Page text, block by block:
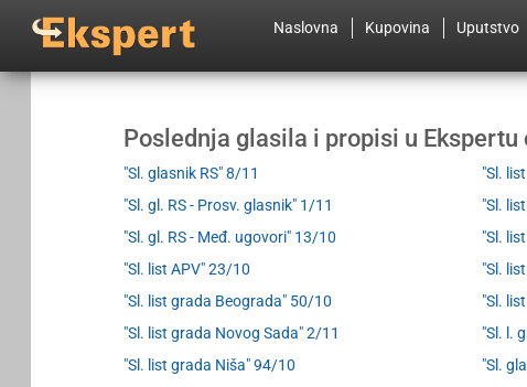
Naslovna Kupovina Uputstvo
Poslednja glasila i propisi u
"Sl. glasnik RS" 8/11
"Sl. gl. RS - Prosv. glasnik" 1/11
"Sl. gl. RS - Međ. ugovori" 13/10
"Sl. list APV" 23/10
"Sl. list grada Beograda" 50/10
"Sl. list grada Novog Sada" 2/11
"Sl. list grada Niša" 94/10
"Sl.
"Sl.
"Sl.
"Sl.
"Sl.
"Sl. l.
"Sl.